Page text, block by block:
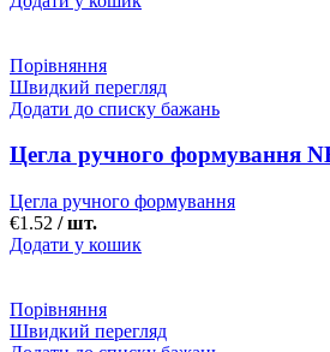
Порівняння
Швидкий перегляд
Додати до списку бажань
Цегла ручного формування
Цегла ручного формування
€1.52 / шт.
Додати у кошик
Порівняння
Швидкий перегляд